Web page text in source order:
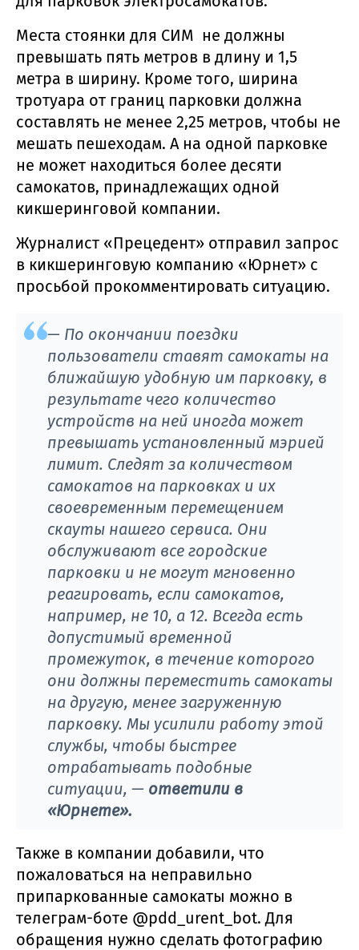
Места стоянки для СИМ не должны
превышать пять метров в длину и 1,5
метра в ширину. Кроме того, ширина
тротуара от границ парковки должна
составлять не менее 2,25 метров, чтобы не
мешать пешеходам. А на одной парковке
не может находиться более десяти
самокатов, принадлежащих одной
кикшеринговой компании.
Журналист «Прецедент» отправил запрос
в кикшеринговую компанию «Юрнет» с
просьбой прокомментировать ситуацию.
— По окончании поездки
пользователи ставят самокаты на
ближайшую удобную им парковку, в
результате чего количество
устройств на ней иногда может
превышать установленный мэрией
лимит. Следят за количеством
самокатов на парковках и их
своевременным перемещением
скауты нашего сервиса. Они
обслуживают все городские
парковки и не могут мгновенно
реагировать, если самокатов,
например, не 10, а 12. Всегда есть
допустимый временной
промежуток, в течение которого
они должны переместить самокаты
на другую, менее загруженную
парковку. Мы усилили работу этой
службы, чтобы быстрее
отрабатывать подобные
ситуации, — ответили в
«Юрнете».
Также в компании добавили, что
пожаловаться на неправильно
припаркованные самокаты можно в
телеграм-боте @pdd_urent_bot. Для
обращения нужно сделать фотографию